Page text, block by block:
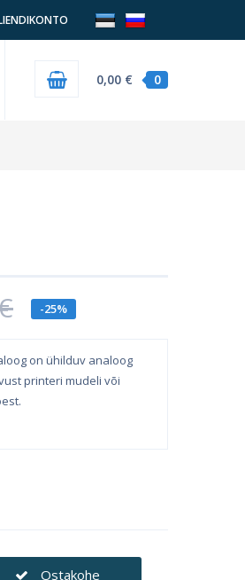
0
0,00 €
-25%
on ühilduv analoog
printeri mudeli või
Ostakohe